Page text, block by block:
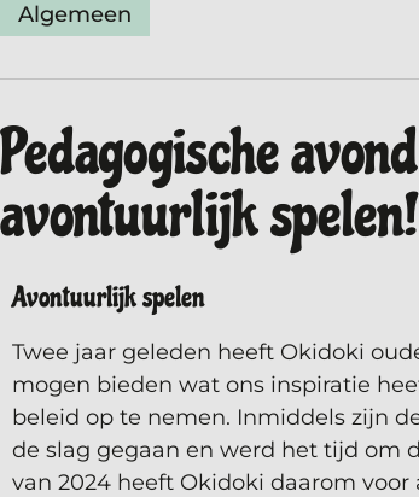
Algemeen
Pedagogische
avontuurlijk spelen!
Avontuurlijk spelen
Twee jaar geleden heeft Okidoki
mogen bieden wat ons inspiratie
beleid op te nemen. Inmiddels zijn
de slag gegaan en werd het tijd om
van 2024 heeft Okidoki daarom